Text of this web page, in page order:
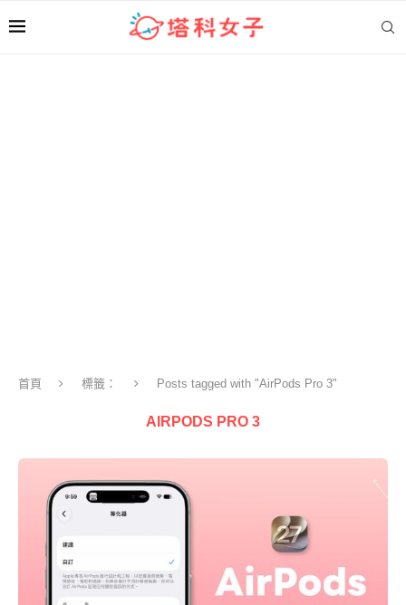
首頁 標籤： Posts tagged with "AirPods Pro 3"
AIRPODS PRO 3